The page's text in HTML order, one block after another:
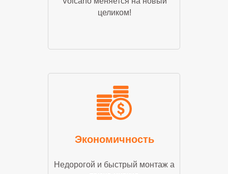
Экономичность
целиком!
Недорогой и быстрый монтаж а